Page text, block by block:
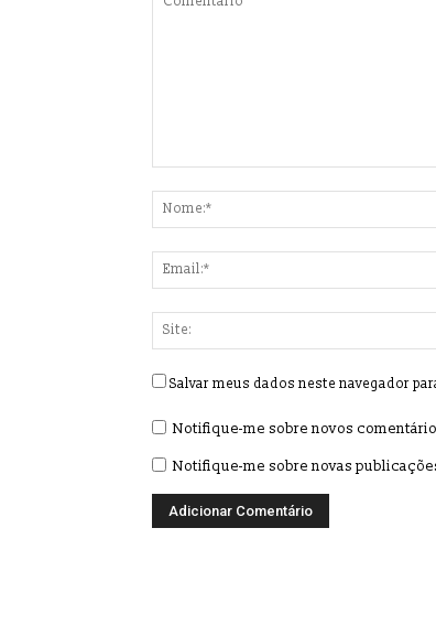
Salvar meus dados neste navegador
Notifique-me sobre novos
Notifique-me sobre novas